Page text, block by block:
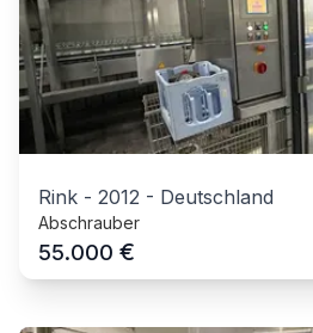
Rink - 2012 - Deutschland
Abschrauber
55.000 €